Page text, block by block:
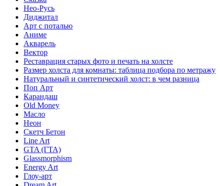
Нео-Русь
Диджитал
Арт с поталью
Аниме
Акварель
Вектор
Реставрация старых фото и печать на холсте
Размер холста для комнаты: таблица подбора по метражу
Натуральный и синтетический холст: в чем разница
Поп Арт
Карандаш
Old Money
Масло
Неон
Скетч Бетон
Line Art
GTA (ГТА)
Glassmorphism
Energy Art
Глоу-арт